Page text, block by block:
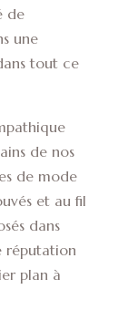
de
une
tout ce
de nos
de mode
et au fil
dans
réputation
plan à